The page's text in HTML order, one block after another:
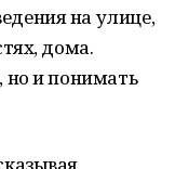
на улице,
дома.
но и понимать